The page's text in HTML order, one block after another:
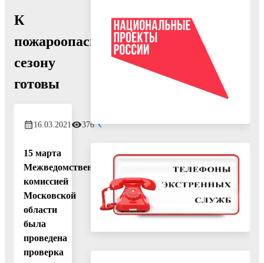
К
пожароопасному
сезону
готовы
16.03.2021 376
15 марта
Межведомственной
комиссией
Московской
области
была
проведена
проверка